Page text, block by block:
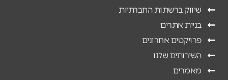
שיווק ברשתות החברתיות
בניית אתרים
פרויקטים אחרונים
השירותים שלנו
מאמרים